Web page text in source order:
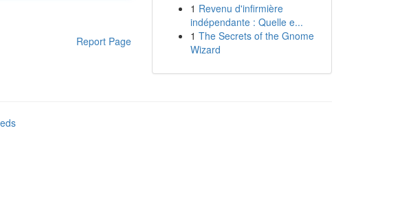
Report Page
1 Revenu d'infirmière
indépendante : Quelle e...
1 The Secrets of the Gnome
Wizard